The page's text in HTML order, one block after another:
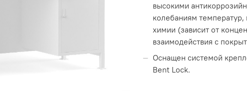
высокими
колебаниям
химии (зависит от
взаимодействия с
Оснащен системой
Bent Lock.